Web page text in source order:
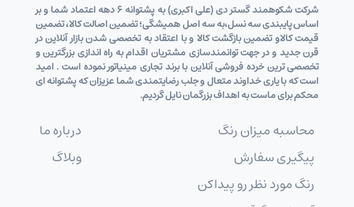
شرکت شکوهمند گستر دی (علی اکبری) به پشتوانه 6 دهه اعتماد شما و بر
اساس پایبندی سه نسل،به سه اصل همیشگی؛ تضمین اصالت کالا، تضمین
قیمت کالاو تضمین بازگشت کالا و با اعتقاد به تخصصی شدن بازار آنلاین در
قرن جدید و در جهت توانمندسازی مشتریان اقدام به راه اندازی بزرگترین و
تخصصی ترین خرده فروشی آنلاین با برند تجاری مینیاتور نموده است . امید
است که با یاری خداوند متعال و جلب رضایتمندی شما عزیزان که پشتوانه ای
محکم برای ماست به اهداف بزرگمان نایل گردیم.
محاسبه میزان رنگ
پیگیری سفارش
رنگ مورد نظر رو پیداکن
درباره ما
وبلاگ